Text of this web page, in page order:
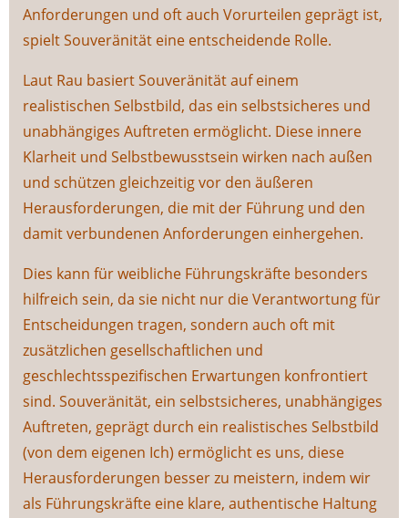
Anforderungen und oft auch Vorurteilen geprägt ist,
spielt Souveränität eine entscheidende Rolle.
Laut Rau basiert Souveränität auf einem
realistischen Selbstbild, das ein selbstsicheres und
unabhängiges Auftreten ermöglicht. Diese innere
Klarheit und Selbstbewusstsein wirken nach außen
und schützen gleichzeitig vor den äußeren
Herausforderungen, die mit der Führung und den
damit verbundenen Anforderungen einhergehen.
Dies kann für weibliche Führungskräfte besonders
hilfreich sein, da sie nicht nur die Verantwortung für
Entscheidungen tragen, sondern auch oft mit
zusätzlichen gesellschaftlichen und
geschlechtsspezifischen Erwartungen konfrontiert
sind. Souveränität, ein selbstsicheres, unabhängiges
Auftreten, geprägt durch ein realistisches Selbstbild
(von dem eigenen Ich) ermöglicht es uns, diese
Herausforderungen besser zu meistern, indem wir
als Führungskräfte eine klare, authentische Haltung